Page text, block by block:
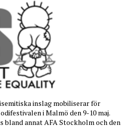
inslag mobiliserar för
i Malmö den 9-10 maj.
bland annat AFA Stockholm och den